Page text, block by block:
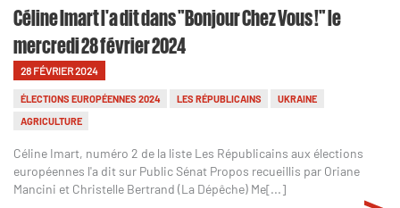
Céline Imart l'a dit dans "Bonjour Chez Vous !" le
mercredi 28 février 2024
28 FÉVRIER 2024
ÉLECTIONS EUROPÉENNES 2024 LES RÉPUBLICAINS
UKRAINE
AGRICULTURE
Céline Imart, numéro 2 de la liste Les Républicains aux élections
européennes l'a dit sur Public Sénat Propos recueillis par Oriane
Mancini et Christelle Bertrand (La Dépêche) Me[...]